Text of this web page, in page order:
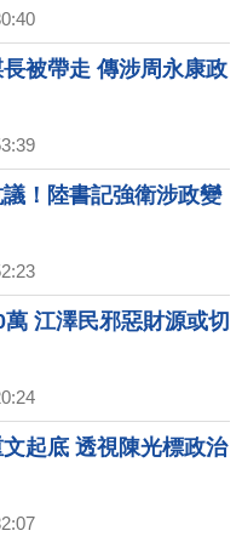
被帶走 傳涉周永康政
！陸書記強衛涉政變
江澤民邪惡財源或切
起底 透視陳光標政治